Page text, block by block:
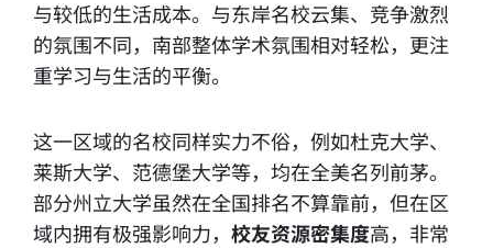
与较低的生活成本。与东岸名校云集、竞争激烈
的氛围不同，南部整体学术氛围相对轻松，更注
重学习与生活的平衡。
这一区域的名校同样实力不俗，例如杜克大学、
莱斯大学、范德堡大学等，均在全美名列前茅。
部分州立大学虽然在全国排名不算靠前，但在区
域内拥有极强影响力， 校友资源密集度高，非常